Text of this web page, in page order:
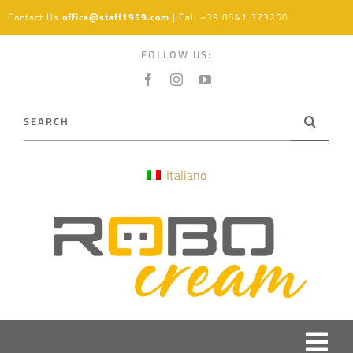
Skip
to
Contact Us office@staff1959.com | Call +39 0541 373250
FOLLOW US:
Italiano